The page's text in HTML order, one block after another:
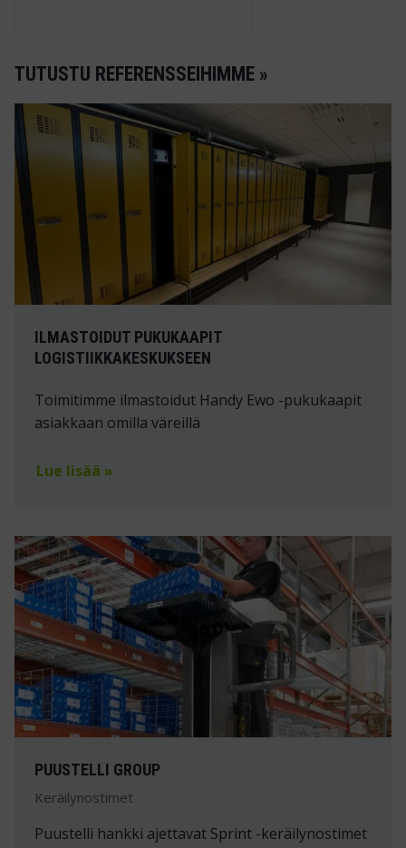
TUTUSTU REFERENSSEIHIMME »
ILMASTOIDUT PUKUKAAPIT
LOGISTIIKKAKESKUKSEEN
Toimitimme ilmastoidut Handy Ewo -pukukaapit
asiakkaan omilla väreillä
Lue lisää »
PUUSTELLI GROUP
Keräilynostimet
Puustelli hankki ajettavat Sprint -keräilynostimet